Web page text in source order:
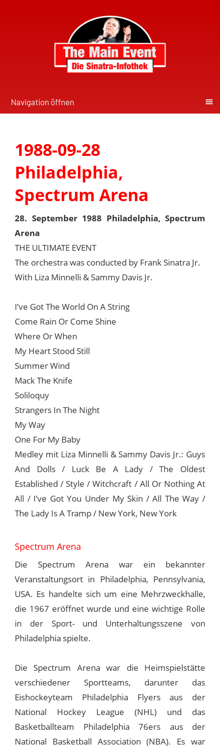
Navigation öffnen
1988-09-28
Philadelphia,
Spectrum Arena
28. September 1988 Philadelphia, Spectrum
Arena
THE ULTIMATE EVENT
The orchestra was conducted by Frank Sinatra Jr.
With Liza Minnelli & Sammy Davis Jr.
I’ve Got The World On A String
Come Rain Or Come Shine
Where Or When
My Heart Stood Still
Summer Wind
Mack The Knife
Soliloquy
Strangers In The Night
My Way
One For My Baby
Medley mit Liza Minnelli & Sammy Davis Jr.: Guys
And Dolls / Luck Be A Lady / The Oldest
Established / Style / Witchcraft / All Or Nothing At
All / I’ve Got You Under My Skin / All The Way /
The Lady Is A Tramp / New York, New York
Spectrum Arena
Die Spectrum Arena war ein bekannter
Veranstaltungsort in Philadelphia, Pennsylvania,
USA. Es handelte sich um eine Mehrzweckhalle,
die 1967 eröffnet wurde und eine wichtige Rolle
in der Sport- und Unterhaltungsszene von
Philadelphia spielte.
Die Spectrum Arena war die Heimspielstätte
verschiedener Sportteams, darunter das
Eishockeyteam Philadelphia Flyers aus der
National Hockey League (NHL) und das
Basketballteam Philadelphia 76ers aus der
National Basketball Association (NBA). Es war